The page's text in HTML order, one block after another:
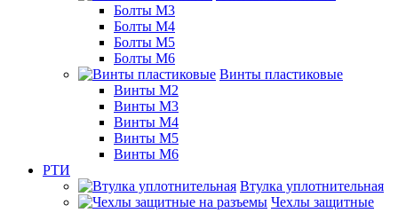
Болты М3
Болты М4
Болты М5
Болты М6
Винты пластиковые
Винты М2
Винты М3
Винты М4
Винты М5
Винты М6
РТИ
Втулка уплотнительная
Чехлы защитные